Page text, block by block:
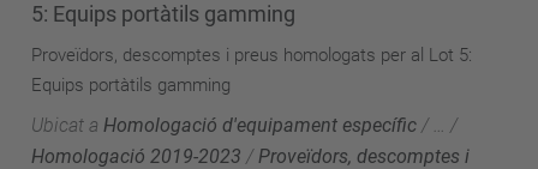
5: Equips portàtils gamming
Proveïdors, descomptes i preus homologats per al Lot 5:
Equips portàtils gamming
Ubicat a Homologació d'equipament específic / … /
Homologació 2019-2023 /Proveïdors, descomptes i